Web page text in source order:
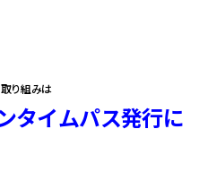
り組みは
タイムパス発行に